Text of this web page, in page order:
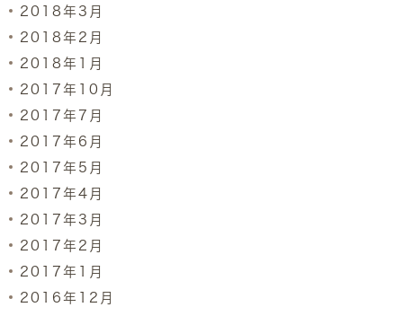
2018年3月
2018年2月
2018年1月
2017年10月
2017年7月
2017年6月
2017年5月
2017年4月
2017年3月
2017年2月
2017年1月
2016年12月